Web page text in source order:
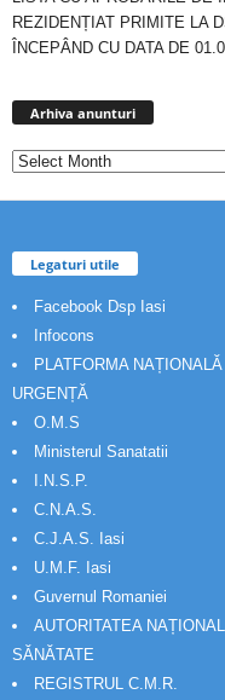
REZIDENȚIAT PRIMITE LA
ÎNCEPÂND CU DATA DE
Arhiva anunturi
Legaturi utile
Facebook Dsp Iasi
Infocons
PLATFORMA
URGENȚĂ
O.M.S
Ministerul Sanatatii
I.N.S.P.
C.N.A.S.
C.J.A.S. Iasi
U.M.F. Iasi
Guvernul Romaniei
AUTORITATEA
SĂNĂTATE
REGISTRUL C.M.R.